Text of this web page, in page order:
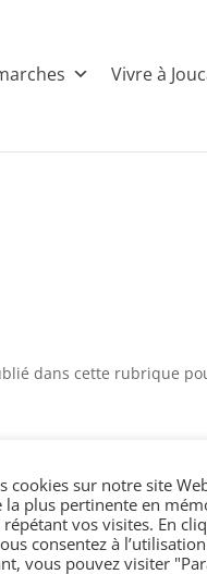
Vivre à
dans cette rubrique
1 place de la Mairie
84220 Joucas
cookies sur notre site
la plus pertinente en
vos visites. En
consentez à
vous pouvez visiter